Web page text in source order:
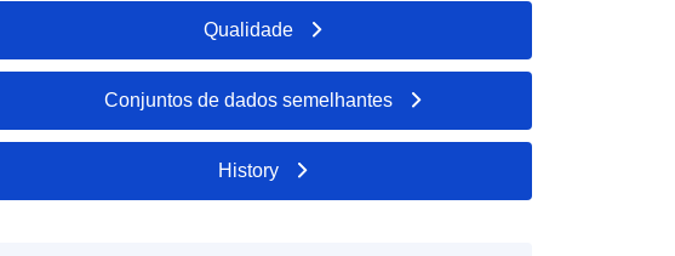
Qualidade
Conjuntos de dados semelhantes
History